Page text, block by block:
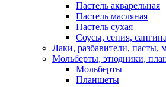
Пастель акварельная
Пастель масляная
Пастель сухая
Соусы, сепия,
Лаки, разбавители, пасты,
Мольберты, этюдники,
Мольберты
Планшеты